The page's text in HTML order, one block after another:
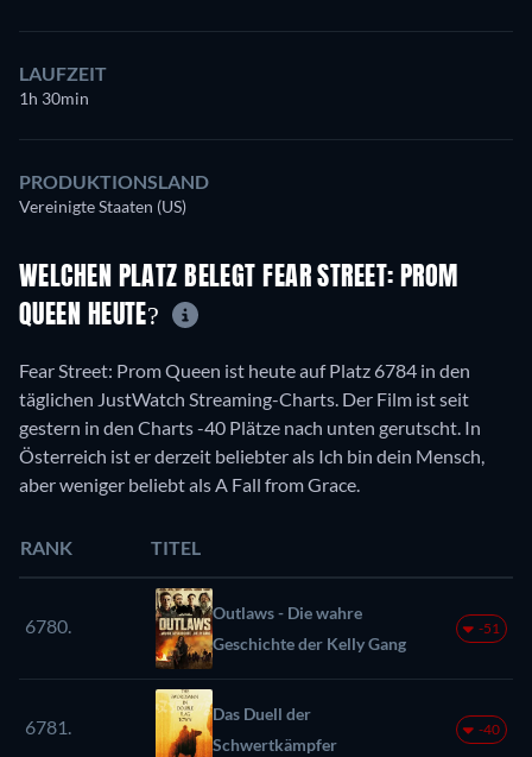
LAUFZEIT
1h 30min
PRODUKTIONSLAND
Vereinigte Staaten (US)
WELCHEN PLATZ BELEGT FEAR STREET: PROM
QUEEN HEUTE?
Fear Street: Prom Queen ist heute auf Platz 6784 in den
täglichen JustWatch Streaming-Charts. Der Film ist seit
gestern in den Charts -40 Plätze nach unten gerutscht. In
Österreich ist er derzeit beliebter als Ich bin dein Mensch,
aber weniger beliebt als A Fall from Grace.
RANK TITEL
6780.
Outlaws - Die wahre
Geschichte der Kelly Gang
-51
6781.
Das Duell der
Schwertkämpfer
-40